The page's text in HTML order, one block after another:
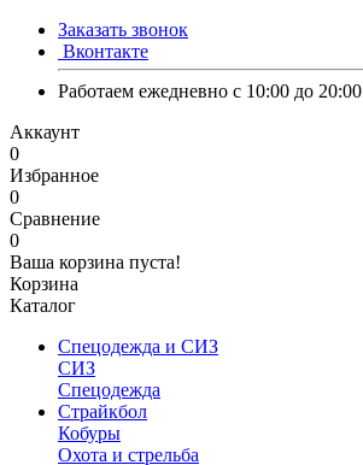
Заказать звонок
Вконтакте
Работаем ежедневно с 10:00 до 20:00
Аккаунт
0
Избранное
0
Сравнение
0
Ваша корзина пуста!
Корзина
Каталог
Спецодежда и СИЗ
СИЗ
Спецодежда
Страйкбол
Кобуры
Охота и стрельба